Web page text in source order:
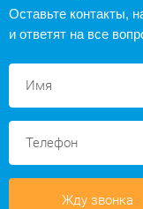
Оставьте контакты,
и ответят на все
Жду звонка